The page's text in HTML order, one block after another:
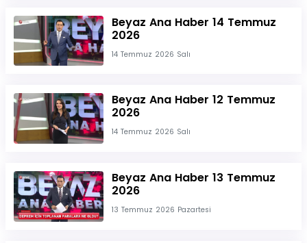
Beyaz Ana Haber 14 Temmuz
2026
14 Temmuz 2026 Salı
Beyaz Ana Haber 12 Temmuz
2026
14 Temmuz 2026 Salı
Beyaz Ana Haber 13 Temmuz
2026
13 Temmuz 2026 Pazartesi